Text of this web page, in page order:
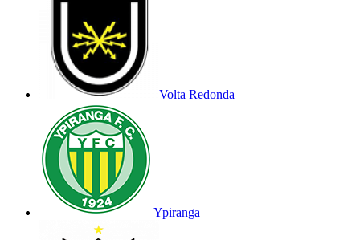
Volta Redonda
Ypiranga